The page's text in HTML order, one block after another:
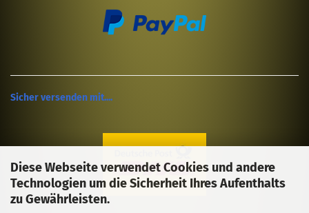
Diese Webseite verwendet Cookies und andere
Technologien um die Sicherheit Ihres Aufenthalts
zu Gewährleisten.
Sicher versenden mit....